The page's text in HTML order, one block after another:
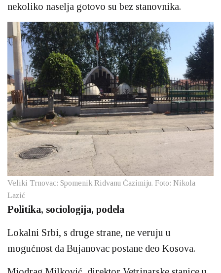
nekoliko naselja gotovo su bez stanovnika.
Veliki Trnovac: Spomenik Ridvanu Ćazimiju. Foto: Nikola
Lazić
Politika, sociologija, podela
Lokalni Srbi, s druge strane, ne veruju u
mogućnost da Bujanovac postane deo Kosova.